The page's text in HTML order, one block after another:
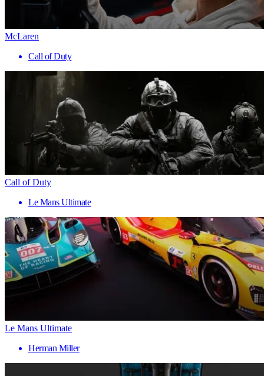
McLaren
Call of Duty
Call of Duty
Le Mans Ultimate
Le Mans Ultimate
Herman Miller